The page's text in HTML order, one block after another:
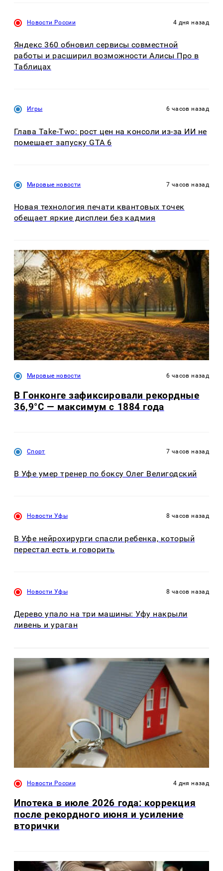
Новости России 4 дня назад
Яндекс 360 обновил сервисы совместной
работы и расширил возможности Алисы Про в
Таблицах
Игры 6 часов назад
Глава Take-Two: рост цен на консоли из-за ИИ не
помешает запуску GTA 6
Мировые новости 7 часов назад
Новая технология печати квантовых точек
обещает яркие дисплеи без кадмия
Мировые новости 6 часов назад
В Гонконге зафиксировали рекордные
36,9°C — максимум с 1884 года
Спорт 7 часов назад
В Уфе умер тренер по боксу Олег Велигодский
Новости Уфы 8 часов назад
В Уфе нейрохирурги спасли ребенка, который
перестал есть и говорить
Новости Уфы 8 часов назад
Дерево упало на три машины: Уфу накрыли
ливень и ураган
Новости России 4 дня назад
Ипотека в июле 2026 года: коррекция
после рекордного июня и усиление
вторички